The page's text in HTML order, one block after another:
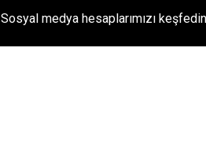
Sosyal medya hesaplarımızı keşfedin